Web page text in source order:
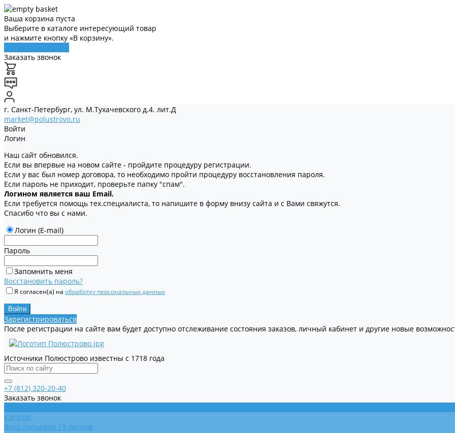
Ваша корзина пуста
Выберите в каталоге интересующий товар
и нажмите кнопку «В корзину».
Заказать звонок
г. Санкт-Петербург, ул. М.Тухачевского д.4. лит.Д
market@polustrovo.ru
Войти
Логин
Наш сайт обновился.
Если вы впервые на новом сайте - пройдите процедуру регистрации.
Если у вас был номер договора, то необходимо пройти процедуру восстановления пароля.
Если пароль не приходит, проверьте папку "спам".
Логином является ваш Email.
Если требуется помощь тех.специалиста, то напишите в форму внизу сайта и с Вами свяжутся.
Спасибо что вы с нами.
Логин (E-mail)
Пароль
Запомнить меня
Восстановить пароль?
Я согласен(а) на обработку персональных данных
Зарегистрироваться
После регистрации на сайте вам будет доступно отслеживание состояния заказов, личный кабинет и другие новые
Источники Полюстрово известны с 1718 года
+7 (812) 320-20-40
Заказать звонок
Каталог
Вода питьевая 19 литров